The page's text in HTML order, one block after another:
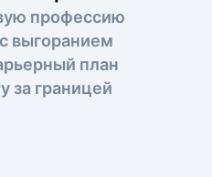
профессию
выгоранием
план
за границей